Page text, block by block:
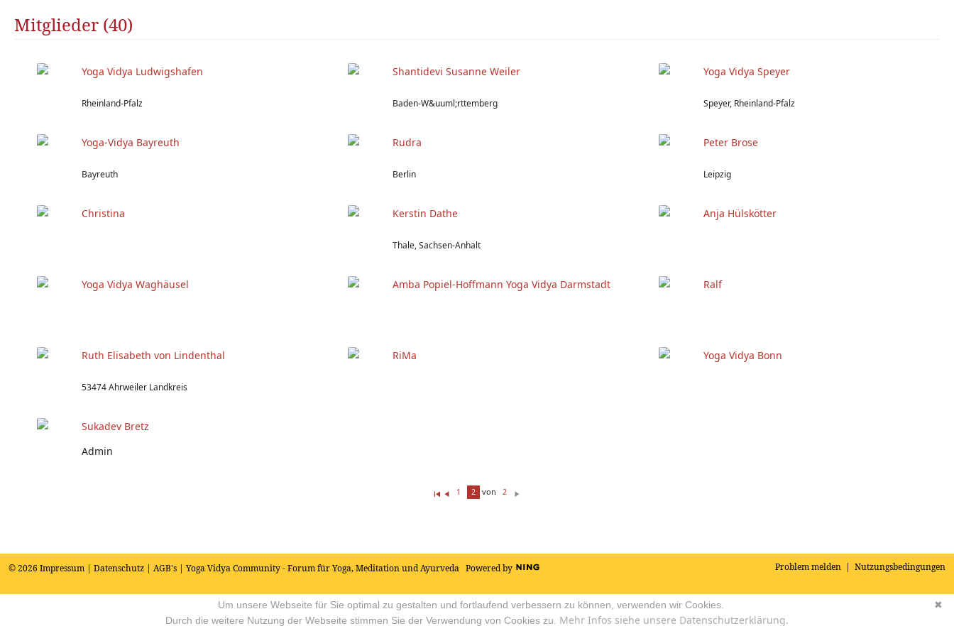
Mitglieder (40)
Yoga Vidya Ludwigshafen
Rheinland-Pfalz
Shantidevi Susanne Weiler
Baden-W&uuml;rttemberg
Yoga Vidya Speyer
Speyer, Rheinland-Pfalz
Yoga-Vidya Bayreuth
Bayreuth
Rudra
Berlin
Peter Brose
Leipzig
Christina Kerstin Dathe
Thale, Sachsen-Anhalt
Anja Hülskötter
Yoga Vidya Waghäusel Amba Popiel-Hoffmann Yoga Vidya Darmstadt Ralf
Ruth Elisabeth von Lindenthal
53474 Ahrweiler Landkreis
RiMa Yoga Vidya Bonn
Sukadev Bretz
Admin
1 2 von 2
Problem melden | Nutzungsbedingungen
© 2026 Impressum | Datenschutz | AGB's | Yoga Vidya Community - Forum für Yoga, Meditation und Ayurveda Powered by
✖
Um unsere Webseite für Sie optimal zu gestalten und fortlaufend verbessern zu können, verwenden wir Cookies.
Durch die weitere Nutzung der Webseite stimmen Sie der Verwendung von Cookies zu. Mehr Infos siehe unsere Datenschutzerklärung.